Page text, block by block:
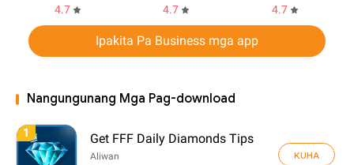
4.7 4.7 4.7
Ipakita Pa Business mga app
Nangungunang Mga Pag-download
1 Get FFF Daily Diamonds Tips
Aliwan KUHA